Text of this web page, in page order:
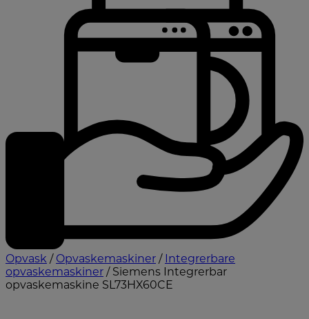
Opvask / Opvaskemaskiner / Integrerbare
opvaskemaskiner / Siemens Integrerbar
opvaskemaskine SL73HX60CE